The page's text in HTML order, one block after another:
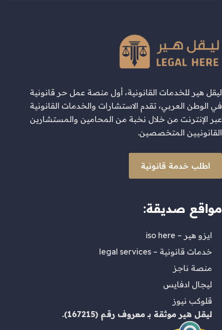
ليقل هير للخدمات القانونية، أول منصة عمل حر قانونية
في الوطن العربي، تقدم الاستشارات والخدمات القانونية
عبر الإنترنت من خلال نخبة من المحامين والمستشارين
القانونيين المتخصصين.
اطلب خدمة قانونية
مواقع صديقة:
ايزو هير – iso here
خدمات قانونية – legal services
منصة ناجز
ليجال ادفايس
قلوكب نيوز
ليقل هير موثقة بـ معروف رقم (167215).